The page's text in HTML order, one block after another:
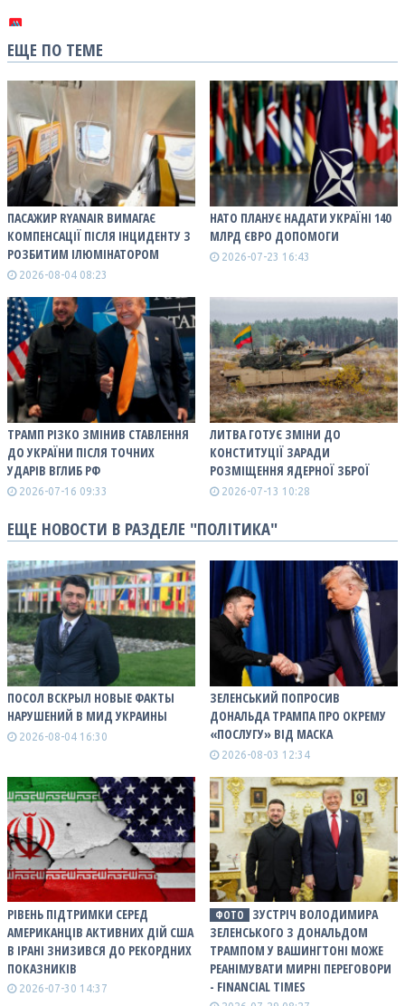
ЕЩЕ ПО ТЕМЕ
ПАСАЖИР RYANAIR ВИМАГАЄ
КОМПЕНСАЦІЇ ПІСЛЯ ІНЦИДЕНТУ З
РОЗБИТИМ ІЛЮМІНАТОРОМ
2026-08-04 08:23
НАТО ПЛАНУЄ НАДАТИ УКРАЇНІ 140
МЛРД ЄВРО ДОПОМОГИ
2026-07-23 16:43
ТРАМП РІЗКО ЗМІНИВ СТАВЛЕННЯ
ДО УКРАЇНИ ПІСЛЯ ТОЧНИХ
УДАРІВ ВГЛИБ РФ
2026-07-16 09:33
ЛИТВА ГОТУЄ ЗМІНИ ДО
КОНСТИТУЦІЇ ЗАРАДИ
РОЗМІЩЕННЯ ЯДЕРНОЇ ЗБРОЇ
2026-07-13 10:28
ЕЩЕ НОВОСТИ В РАЗДЕЛЕ "ПОЛІТИКА"
ПОСОЛ ВСКРЫЛ НОВЫЕ ФАКТЫ
НАРУШЕНИЙ В МИД УКРАИНЫ
2026-08-04 16:30
ЗЕЛЕНСЬКИЙ ПОПРОСИВ
ДОНАЛЬДА ТРАМПА ПРО ОКРЕМУ
«ПОСЛУГУ» ВІД МАСКА
2026-08-03 12:34
РІВЕНЬ ПІДТРИМКИ СЕРЕД
АМЕРИКАНЦІВ АКТИВНИХ ДІЙ США
В ІРАНІ ЗНИЗИВСЯ ДО РЕКОРДНИХ
ПОКАЗНИКІВ
2026-07-30 14:37
ФОТО
ЗУСТРІЧ ВОЛОДИМИРА
ЗЕЛЕНСЬКОГО З ДОНАЛЬДОМ
ТРАМПОМ У ВАШИНГТОНІ МОЖЕ
РЕАНІМУВАТИ МИРНІ ПЕРЕГОВОРИ
- FINANCIAL TIMES